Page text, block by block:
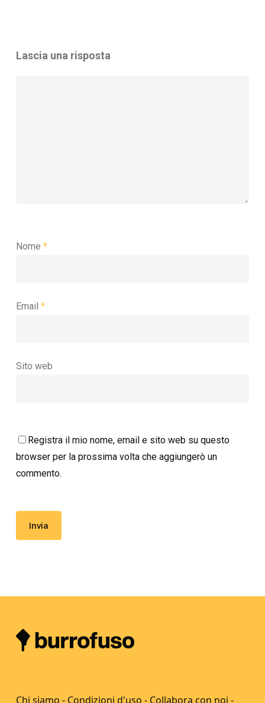
Lascia una risposta
Nome *
Email *
Sito web
Registra il mio nome, email e sito web su questo
browser per la prossima volta che aggiungerò un
commento.
Chi siamo - Condizioni d'uso - Collabora con noi -